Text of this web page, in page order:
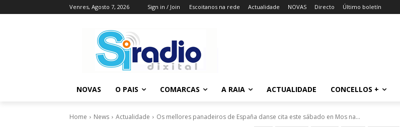
Venres, Agosto 7, 2026 Sign in / Join Escoitanos na rede Actualidade NOVAS Directo Último boletín
NOVAS O PAIS COMARCAS A RAIA ACTUALIDADE CONCELLOS +
Home News Actualidade Os mellores panadeiros de España danse cita este sábado en Mos na...